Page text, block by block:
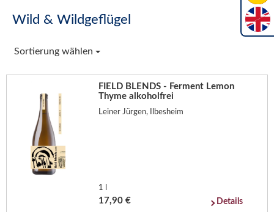
Wild & Wildgeflügel
Sortierung wählen
FIELD BLENDS - Ferment Lemon
Thyme alkoholfrei
Leiner Jürgen, Ilbesheim
1 l
17,90 € Details